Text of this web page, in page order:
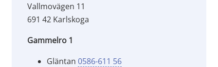
Vallmovägen 11
691 42 Karlskoga
Gammelro 1
Gläntan 0586-611 56